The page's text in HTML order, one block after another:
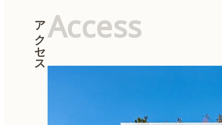
Access
アクセス